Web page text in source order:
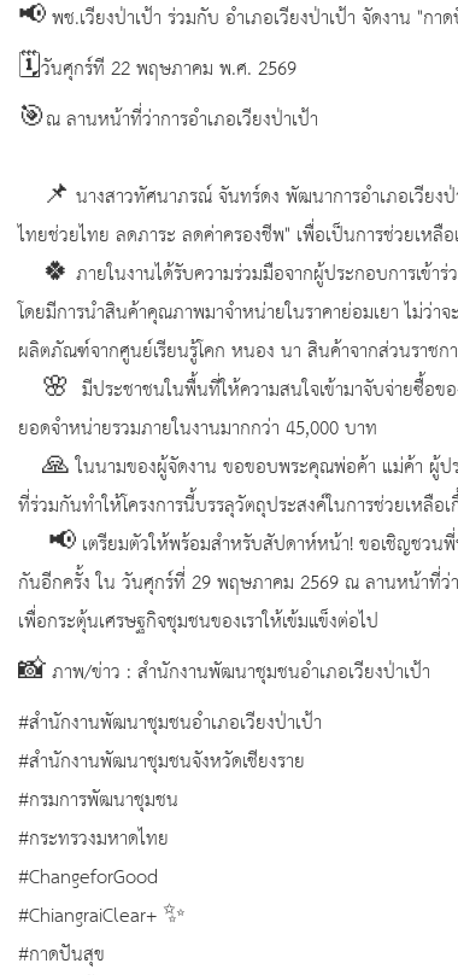
📢 พช.เวียงป่าเป้า ร่วมกับ อำเภอเวียงป่าเป้า จัดงาน "ก
🗓️วันศุกร์ที 22 พฤษภาคม พ.ศ. 2569
🎯ณ ลานหน้าที่ว่าการอำเภอเวียงป่าเป้า
📌 นางสาวทัศนาภรณ์ จันทร์ดง พัฒนาการอำเภอเวียงป่
ไทยช่วยไทย ลดภาระ ลดค่าครองชีพ" เพื่อเป็นการช่วยเห
🍀 ภายในงานได้รับความร่วมมือจากผู้ประกอบการเข้า
โดยมีการนำสินค้าคุณภาพมาจำหน่ายในราคาย่อมเยา ไม่ว่
ผลิตภัณฑ์จากศูนย์เรียนรู้โคก หนอง นา สินค้าจากส่วนราชก
🌸 มีประชาชนในพื้นที่ให้ความสนใจเข้ามาจับจ่ายซื้อข
ยอดจำหน่ายรวมภายในงานมากกว่า 45,000 บาท
🙏 ในนามของผู้จัดงาน ขอขอบพระคุณพ่อค้า แม่ค้า ผู้ป
ที่ร่วมกันทำให้โครงการนี้บรรลุวัตถุประสงค์ในการช่วยเหลือ
📢 เตรียมตัวให้พร้อมสำหรับสัปดาห์หน้า! ขอเชิญชวน
กันอีกครั้ง ใน วันศุกร์ที่ 29 พฤษภาคม 2569 ณ ลานหน้าที่ว่
เพื่อกระตุ้นเศรษฐกิจชุมชนของเราให้เข้มแข็งต่อไป
📸 ภาพ/ข่าว : สำนักงานพัฒนาชุมชนอำเภอเวียงป่าเป้า
#สำนักงานพัฒนาชุมชนอำเภอเวียงป่าเป้า
#สำนักงานพัฒนาชุมชนจังหวัดเชียงราย
#กรมการพัฒนาชุมชน
#กระทรวงมหาดไทย
#ChangeforGood
#ChiangraiClear+ ✨
#กาดปันสุข